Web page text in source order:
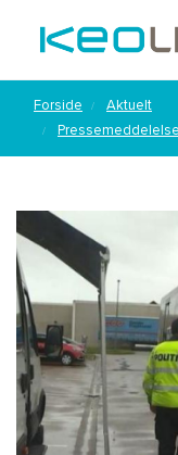
Forside
Aktuelt